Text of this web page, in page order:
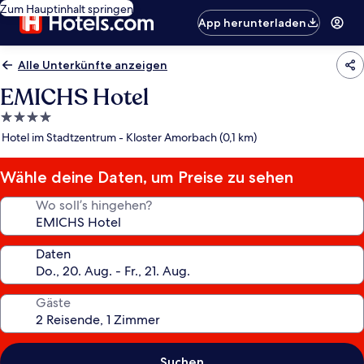
Zum Hauptinhalt springen
App herunterladen
Alle Unterkünfte anzeigen
EMICHS Hotel
4.0-
Sterne-
Hotel im Stadtzentrum - Kloster Amorbach (0,1 km)
Wähle deine Daten, um Preise zu sehen
Wo soll’s hingehen?
Daten
Gäste